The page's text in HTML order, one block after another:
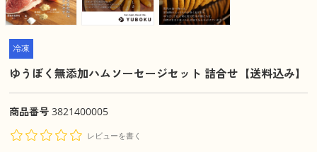
冷凍
ゆうぼく無添加ハムソーセージセット 詰合せ【送料込み】
商品番号 3821400005
レビューを書く